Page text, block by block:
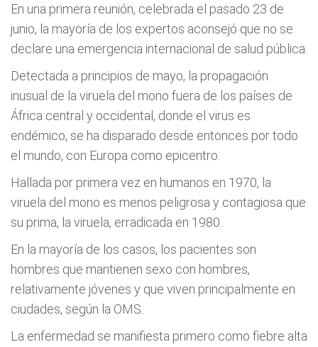
En una primera reunión, celebrada el pasado 23 de
junio, la mayoría de los expertos aconsejó que no se
declare una emergencia internacional de salud pública.
Detectada a principios de mayo, la propagación
inusual de la viruela del mono fuera de los países de
África central y occidental, donde el virus es
endémico, se ha disparado desde entonces por todo
el mundo, con Europa como epicentro.
Hallada por primera vez en humanos en 1970, la
viruela del mono es menos peligrosa y contagiosa que
su prima, la viruela, erradicada en 1980.
En la mayoría de los casos, los pacientes son
hombres que mantienen sexo con hombres,
relativamente jóvenes y que viven principalmente en
ciudades, según la OMS.
La enfermedad se manifiesta primero como fiebre alta